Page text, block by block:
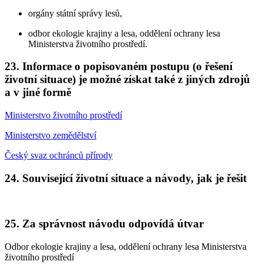
orgány státní správy lesů,
odbor ekologie krajiny a lesa, oddělení ochrany lesa
Ministerstva životního prostředí.
23. Informace o popisovaném postupu (o řešení
životní situace) je možné získat také z jiných zdrojů
a v jiné formě
Ministerstvo životního prostředí
Ministerstvo zemědělství
Český svaz ochránců přírody
24. Související životní situace a návody, jak je řešit
25. Za správnost návodu odpovídá útvar
Odbor ekologie krajiny a lesa, oddělení ochrany lesa Ministerstva
životního prostředí